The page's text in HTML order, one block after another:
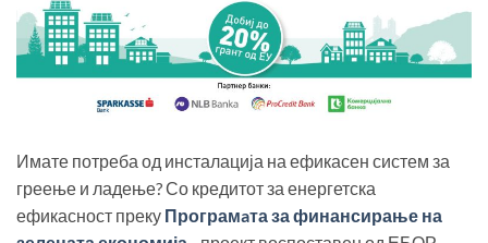
Имате потреба од инсталација на ефикасен систем за
греење и ладење? Со кредитот за енергетска
ефикасност преку Програмaта за финансирање на